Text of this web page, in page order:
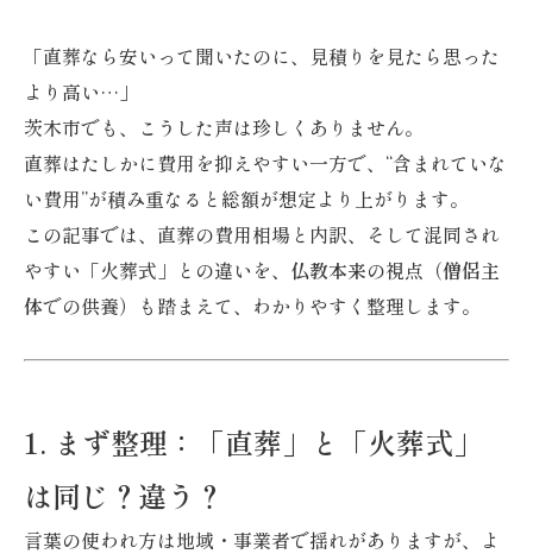
「直葬なら安いって聞いたのに、見積りを見たら思った
より高い…」
茨木市でも、こうした声は珍しくありません。
直葬はたしかに費用を抑えやすい一方で、“含まれていな
い費用”が積み重なると総額が想定より上がります。
この記事では、直葬の費用相場と内訳、そして混同され
やすい「火葬式」との違いを、 仏教本来の視点（僧侶主
体での供養）も踏まえて、わかりやすく整理します。
1. まず整理：「直葬」と「火葬式」
は同じ？違う？
言葉の使われ方は地域・事業者で揺れがありますが、よ